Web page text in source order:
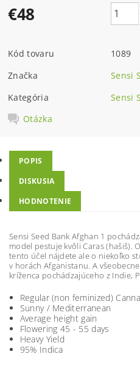
€48
Kód tovaru
1089
Značka
Sensi
Kategória
Sensi
Otázka
POPIS
DISKUSIA
HODNOTENIE
Sensi Seed Bank Afghan 1
model pestuje kvôli Caras (hašiš).
tento účel nájdete ale o niekoľko
v horách Afganistanu. A
kríženca pochádzajúceho z Indie,
Regular (non feminized)
Sunny / Mediterranean
Average height gain
Flowering 45 - 55 days
Heavy Yield
95% Indica